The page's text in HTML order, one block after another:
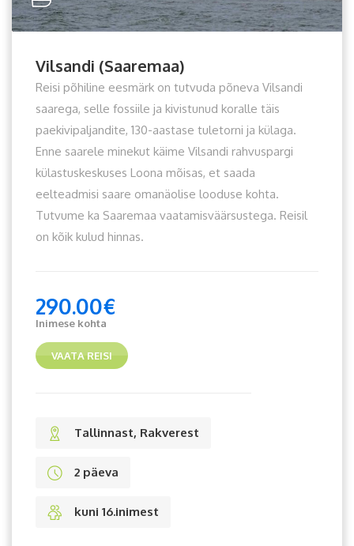
Vilsandi (Saaremaa)
Reisi põhiline eesmärk on tutvuda põneva Vilsandi
saarega, selle fossiile ja kivistunud koralle täis
paekivipaljandite, 130-aastase tuletorni ja külaga.
Enne saarele minekut käime Vilsandi rahvuspargi
külastuskeskuses Loona mõisas, et saada
eelteadmisi saare omanäolise looduse kohta.
Tutvume ka Saaremaa vaatamisväärsustega. Reisil
on kõik kulud hinnas.
290.00€
Inimese kohta
VAATA REISI
Tallinnast, Rakverest
2 päeva
kuni 16.inimest